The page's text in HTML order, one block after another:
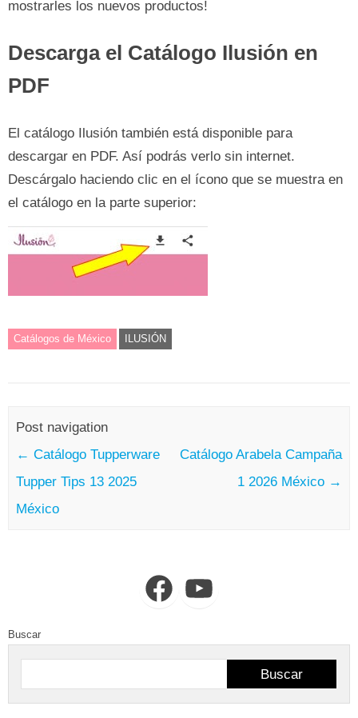
mostrarles los nuevos productos!
Descarga el Catálogo Ilusión en
PDF
El catálogo Ilusión también está disponible para
descargar en PDF. Así podrás verlo sin internet.
Descárgalo haciendo clic en el ícono que se muestra en
el catálogo en la parte superior:
Catálogos de México ILUSIÓN
Post navigation
← Catálogo Tupperware
Tupper Tips 13 2025
México
Catálogo Arabela Campaña
1 2026 México →
FacebookYouTube
Buscar
Buscar